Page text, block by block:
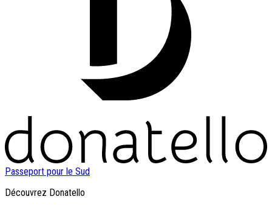
Passeport pour le Sud
Découvrez Donatello